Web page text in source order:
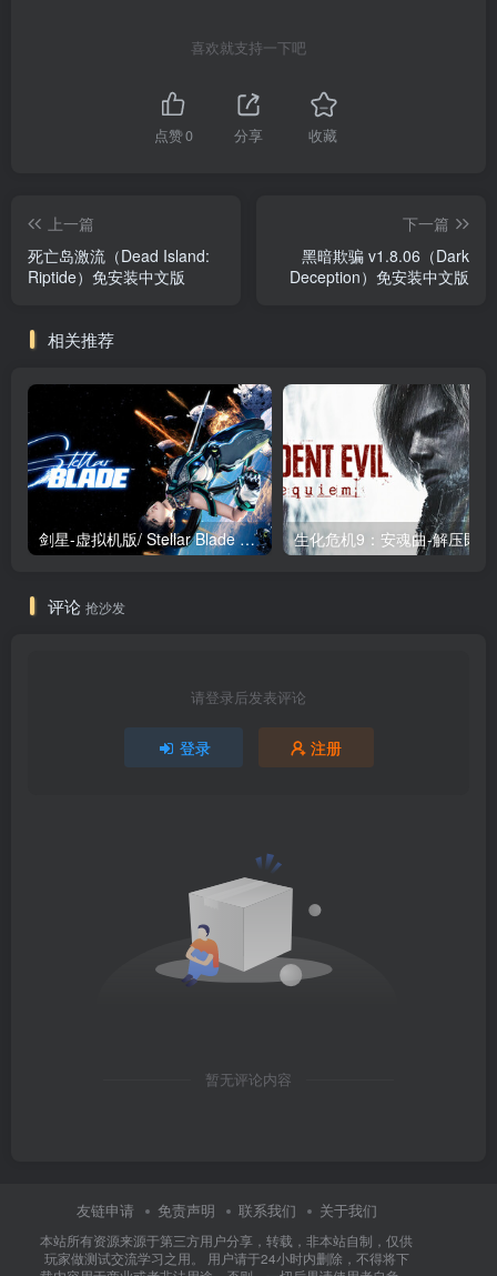
喜欢就支持一下吧
点赞0 分享 收藏
上一篇
死亡岛激流（Dead Island:
Riptide）免安装中文版
下一篇
黑暗欺骗 v1.8.06（Dark
Deception）免安装中文版
相关推荐
剑星-虚拟机版/ Stellar Blade v1.4.1|Build.19963153 终极版新补丁 送修改器 免安装中文版
评论 抢沙发
请登录后发表评论
登录 注册
暂无评论内容
友链申请 免责声明 联系我们 关于我们
本站所有资源来源于第三方用户分享，转载，非本站自制，仅供
玩家做测试交流学习之用。 用户请于24小时内删除，不得将下